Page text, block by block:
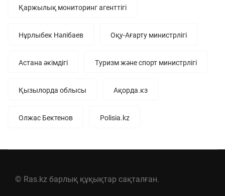
Қаржылық мониторинг агенттігі
Нұрлыбек Нәлібаев Оқу-Ағарту министрлігі
Астана әкімдігі Туризм және спорт министрлігі
Қызылорда облысы Ақорда.кз
Олжас Бектенов Polisia.kz
© Ras.kz барлық құқықтар сақталған.